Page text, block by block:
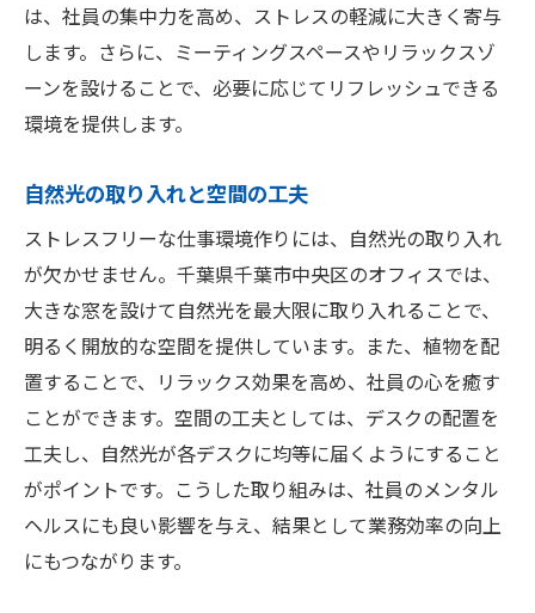
は、社員の集中力を高め、ストレスの軽減に大きく寄与
します。さらに、ミーティングスペースやリラックスゾ
ーンを設けることで、必要に応じてリフレッシュできる
環境を提供します。
自然光の取り入れと空間の工夫
ストレスフリーな仕事環境作りには、自然光の取り入れ
が欠かせません。千葉県千葉市中央区のオフィスでは、
大きな窓を設けて自然光を最大限に取り入れることで、
明るく開放的な空間を提供しています。また、植物を配
置することで、リラックス効果を高め、社員の心を癒す
ことができます。空間の工夫としては、デスクの配置を
工夫し、自然光が各デスクに均等に届くようにすること
がポイントです。こうした取り組みは、社員のメンタル
ヘルスにも良い影響を与え、結果として業務効率の向上
にもつながります。